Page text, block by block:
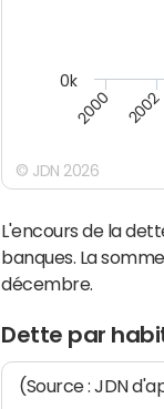
2000 2002
0k
© JDN 2026
L'encours de la
banques. La
décembre.
Dette par
(Source : JDN